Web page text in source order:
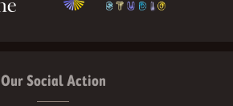
Our Social Action